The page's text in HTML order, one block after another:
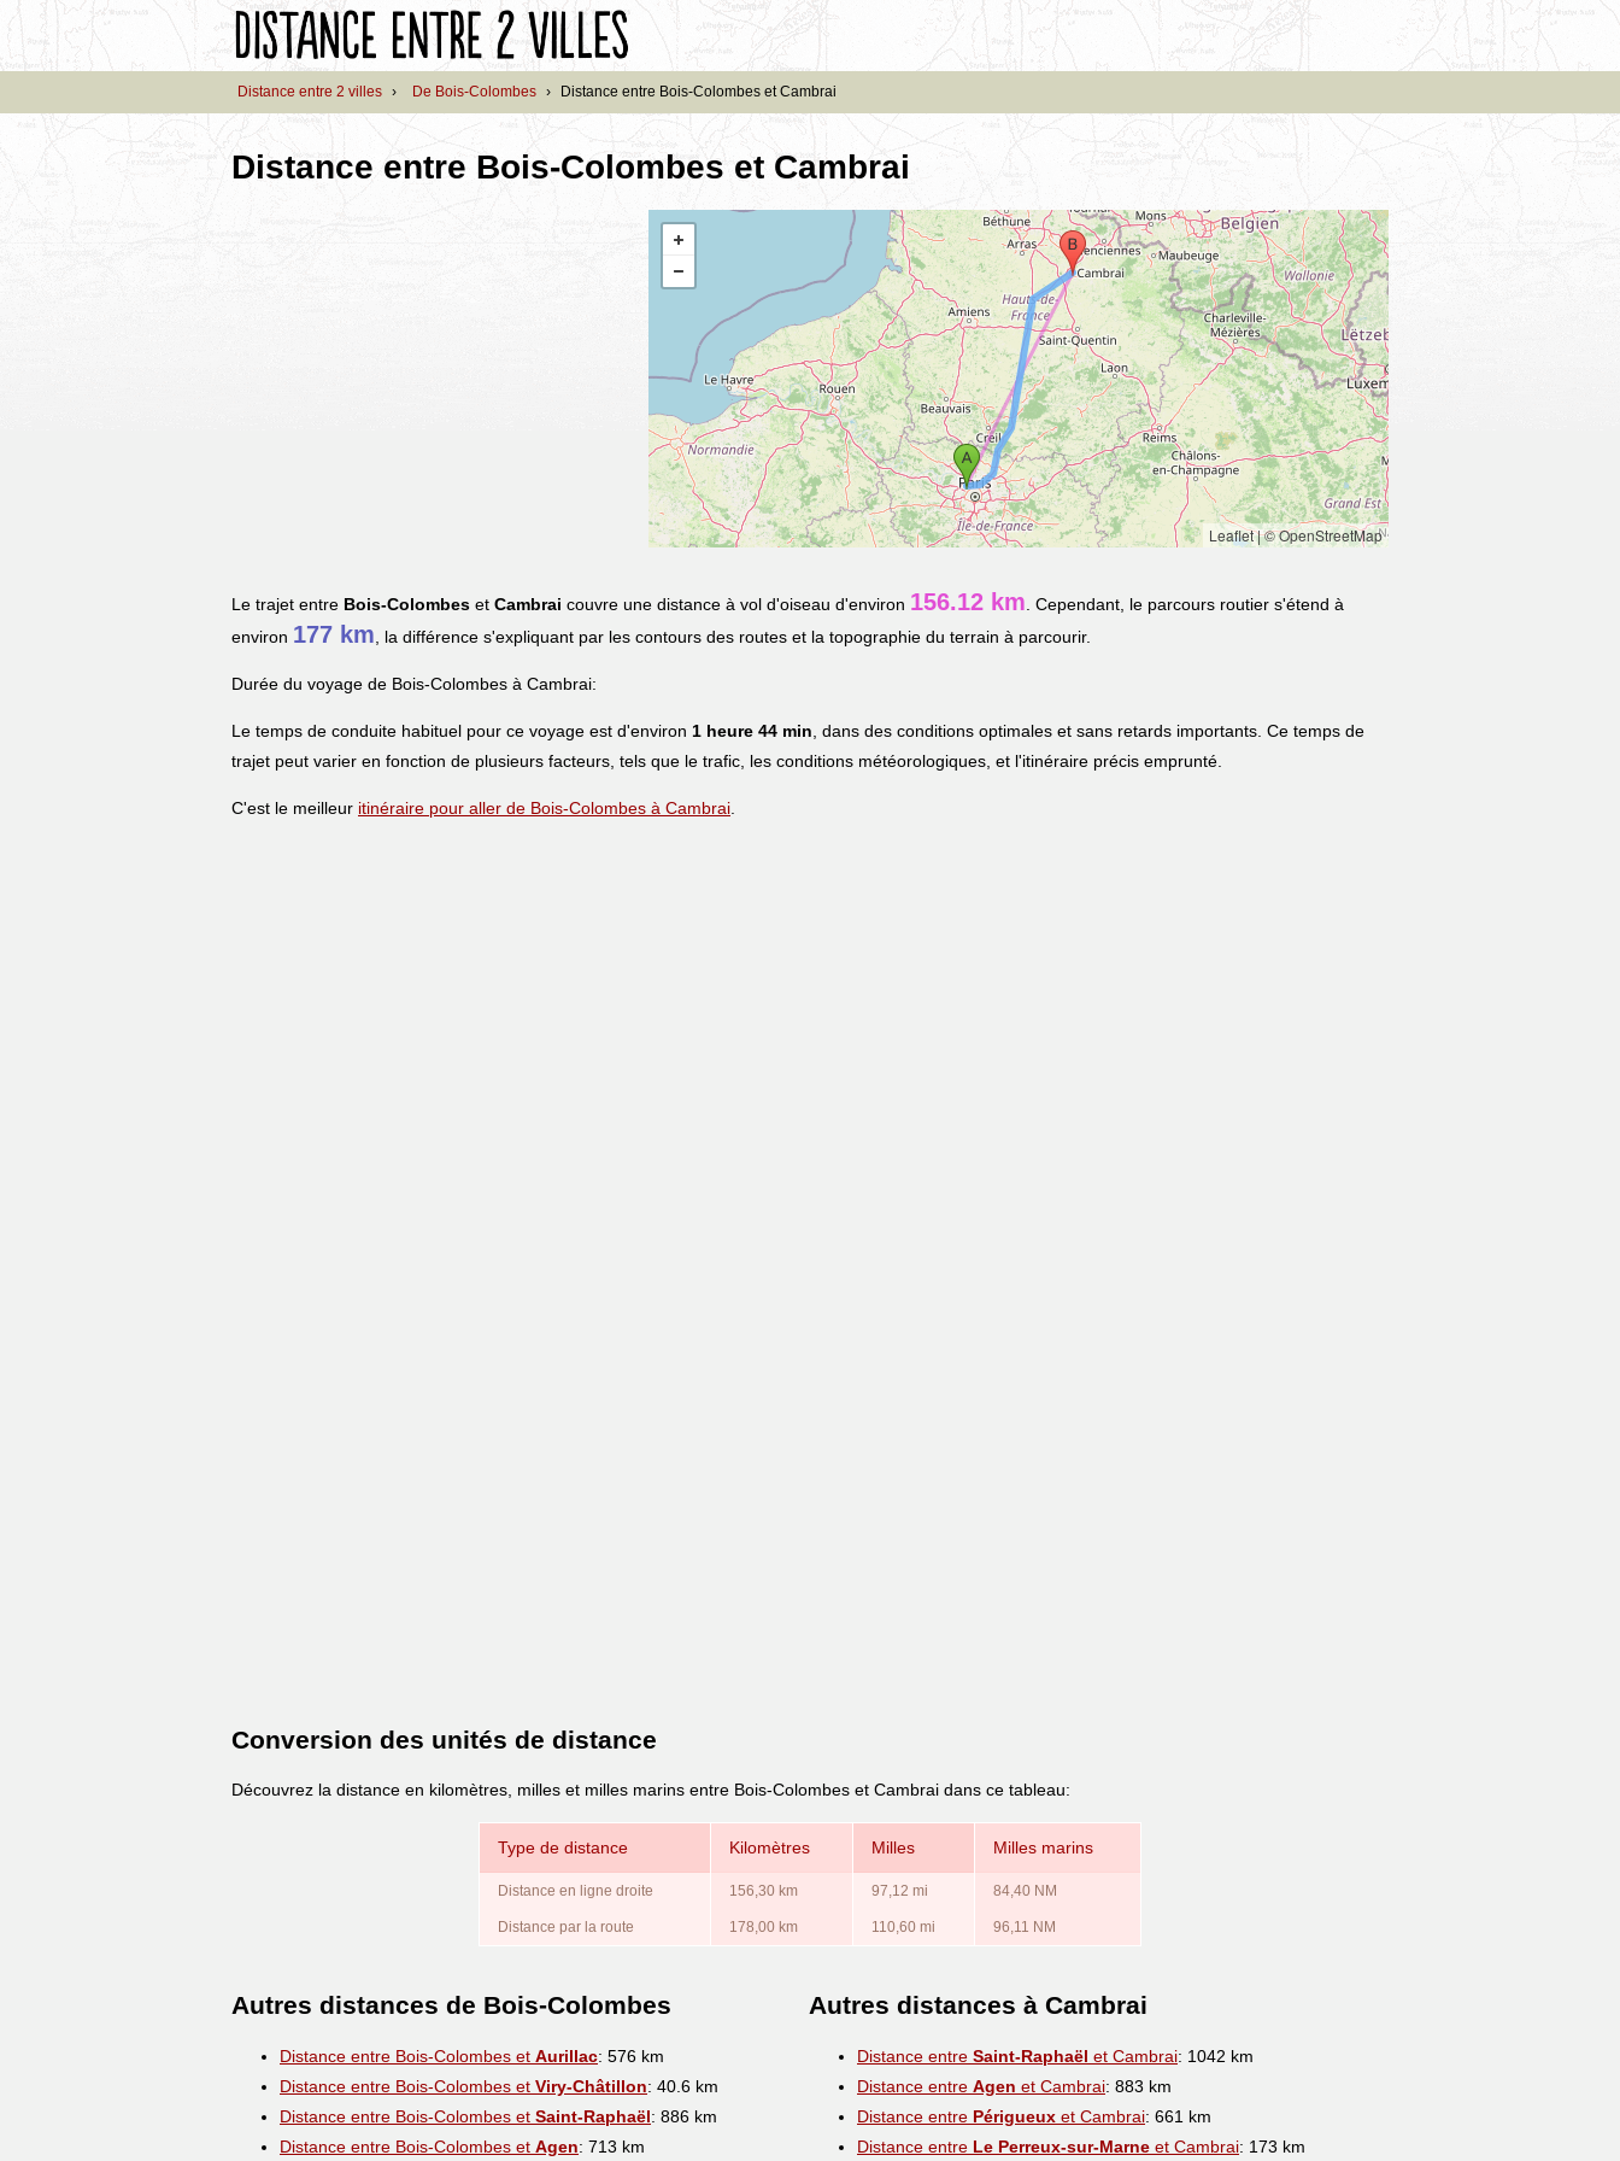
Distance entre 2 villes › De Bois-Colombes › Distance entre Bois-Colombes et Cambrai
Distance entre Bois-Colombes et Cambrai
Leaflet|© OpenStreetMap
Le trajet entre Bois-Colombes et Cambrai couvre une distance à vol d'oiseau d'environ 156.12 km . Cependant, le parcours routier s'étend à
environ 177 km , la différence s'expliquant par les contours des routes et la topographie du terrain à parcourir.
Durée du voyage de Bois-Colombes à Cambrai:
Le temps de conduite habituel pour ce voyage est d'environ 1 heure 44 min , dans des conditions optimales et sans retards importants. Ce temps de
trajet peut varier en fonction de plusieurs facteurs, tels que le trafic, les conditions météorologiques, et l'itinéraire précis emprunté.
C'est le meilleur itinéraire pour aller de Bois-Colombes à Cambrai
Conversion des unités de distance
Découvrez la distance en kilomètres, milles et milles marins entre Bois-Colombes et Cambrai dans ce tableau:
Type de distance Kilomètres Milles Milles marins
Distance en ligne droite 156,30 km 97,12 mi 84,40 NM
Distance par la route 178,00 km 110,60 mi 96,11 NM
Autres distances de Bois-Colombes
Distance entre Bois-Colombes et Aurillac: 576 km
Distance entre Bois-Colombes et Viry-Châtillon: 40.6 km
Distance entre Bois-Colombes et Saint-Raphaël: 886 km
Distance entre Bois-Colombes et Agen: 713 km
Autres distances à Cambrai
Distance entre Saint-Raphaël et Cambrai: 1042 km
Distance entre Agen et Cambrai: 883 km
Distance entre Périgueux et Cambrai: 661 km
Distance entre Le Perreux-sur-Marne et Cambrai: 173 km